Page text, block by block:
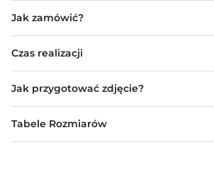
Jak zamówić?
Czas realizacji
Jak przygotować zdjęcie?
Tabele Rozmiarów